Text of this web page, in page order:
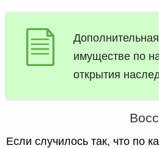
имуществе по
открытия
Если случилось так, что по